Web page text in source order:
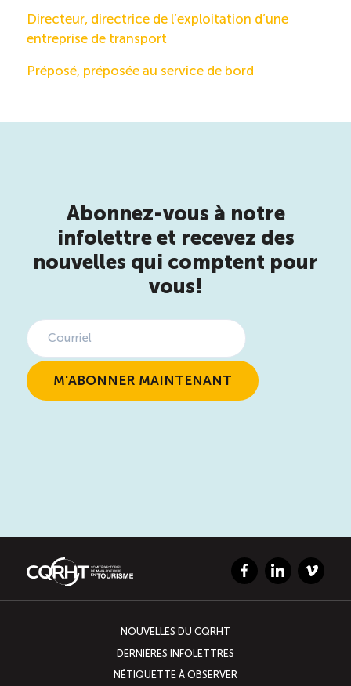
Directeur, directrice de l’exploitation d’une
entreprise de transport
Préposé, préposée au service de bord
Abonnez-vous à notre
infolettre et recevez des
nouvelles qui comptent pour
vous!
FacebookLinkedInVimeo
NOUVELLES DU CQRHT
DERNIÈRES INFOLETTRES
NÉTIQUETTE À OBSERVER